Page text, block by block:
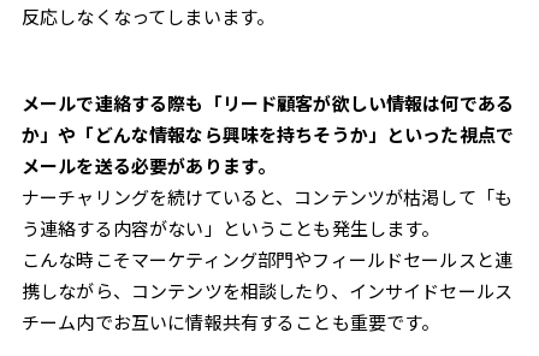
反応しなくなってしまいます。
メールで連絡する際も「リード顧客が欲しい情報は何である
か」や「どんな情報なら興味を持ちそうか」といった視点で
メールを送る必要があります。
ナーチャリングを続けていると、コンテンツが枯渇して「も
う連絡する内容がない」ということも発生します。
こんな時こそマーケティング部門やフィールドセールスと連
携しながら、コンテンツを相談したり、インサイドセールス
チーム内でお互いに情報共有することも重要です。